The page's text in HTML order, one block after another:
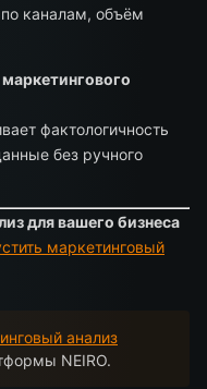
каналам, объём
фактологичность
без ручного
для вашего бизнеса
маркетинговый
анализ
NEIRO.